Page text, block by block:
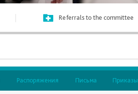
Referrals to the committee
Распоряжения Письма Приказы